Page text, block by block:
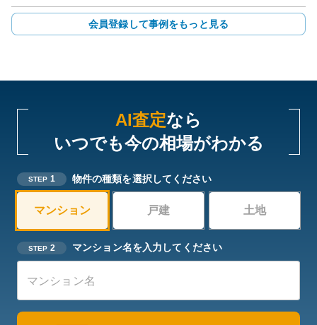
会員登録して事例をもっと見る
AI査定なら
いつでも今の相場がわかる
STEP 1 物件の種類を選択してください
マンション 戸建 土地
STEP 2 マンション名を入力してください